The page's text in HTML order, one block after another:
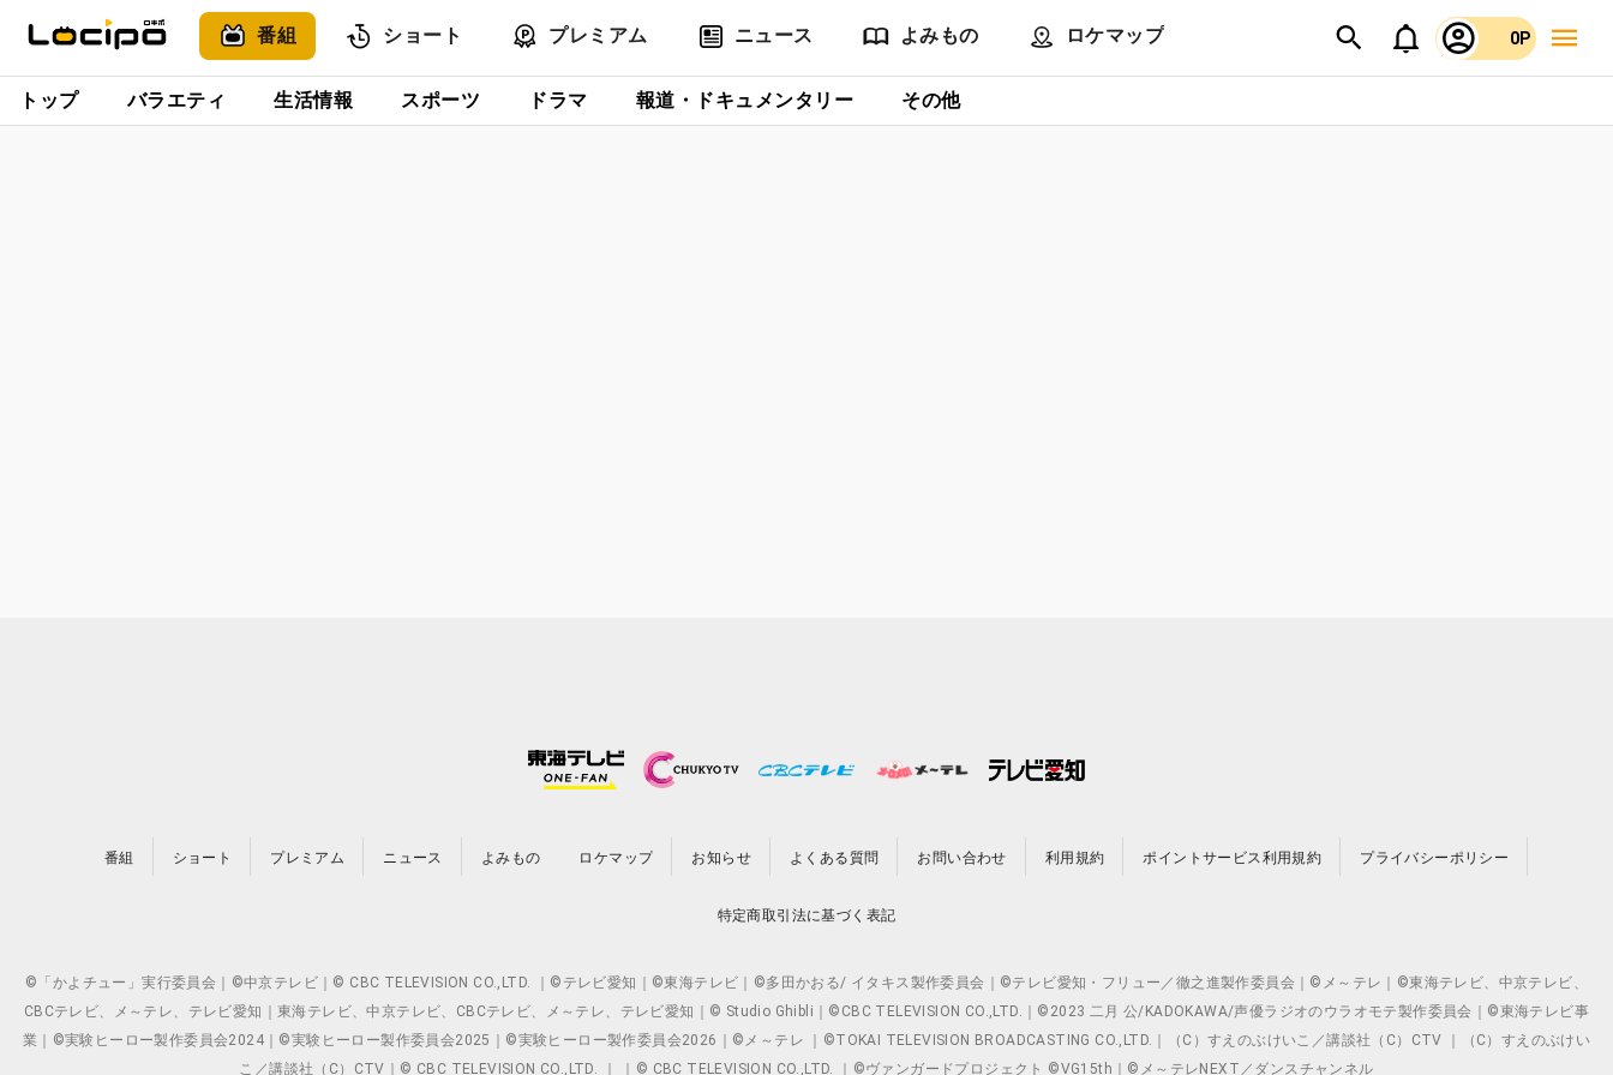
番組 ショート プレミアム ニュース よみもの ロケマップ 0P
トップ バラエティ 生活情報 スポーツ ドラマ 報道・ドキュメンタリー その他
番組 ショート プレミアム ニュース よみもの ロケマップ お知らせ よくある質問 お問い合わせ 利用規約 ポイントサービス利用規約 プライバシーポリシー
特定商取引法に基づく表記
©「かよチュー」実行委員会｜©中京テレビ｜© CBC TELEVISION CO.,LTD. ｜©テレビ愛知｜©東海テレビ｜©多田かおる/ イタキス製作委員会｜©テレビ愛知・フリュー／徹之進製作委員会｜©メ～テレ｜©東海テレビ、中京テレビ、
CBCテレビ、メ～テレ、テレビ愛知｜東海テレビ、中京テレビ、CBCテレビ、メ～テレ、テレビ愛知｜© Studio Ghibli｜©CBC TELEVISION CO.,LTD.｜©2023 二月 公/KADOKAWA/声優ラジオのウラオモテ製作委員会｜©東海テレビ事
業｜©実験ヒーロー製作委員会2024｜©実験ヒーロー製作委員会2025｜©実験ヒーロー製作委員会2026｜©メ～テレ ｜©TOKAI TELEVISION BROADCASTING CO.,LTD.｜（C）すえのぶけいこ／講談社（C）CTV ｜（C）すえのぶけい
こ／講談社（C）CTV｜© CBC TELEVISION CO.,LTD. ｜ ｜© CBC TELEVISION CO.,LTD. ｜©ヴァンガードプロジェクト ©VG15th｜©メ～テレNEXT／ダンスチャンネル